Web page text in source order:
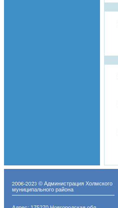
© Администрация Холмского
муниципального района